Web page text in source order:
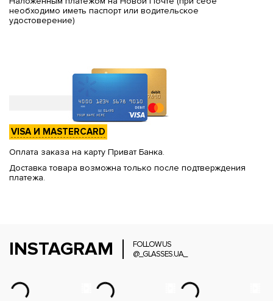
необходимо иметь паспорт или водительское
удостоверение)
VISA И MASTERCARD
Оплата заказа на карту Приват Банка.
Доставка товара возможна только после подтверждения
платежа.
INSTAGRAM
FOLLOW US
@_GLASSES.UA_